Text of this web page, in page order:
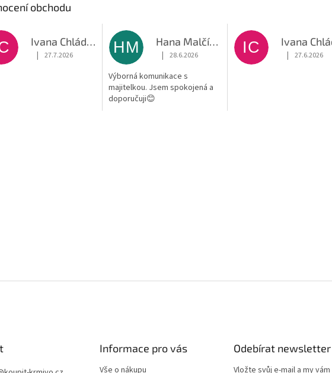
obchodu
Ivana Chládková
Hodnocení obchodu je 5 z 5 hvězdiček.
| 27.7.2026 HM Hana Malčíková
Hodnocení obchodu je 5 z 5 hvězdiček.
| 28.6.2026
Výborná komunikace s
majitelkou. Jsem spokojená a
doporučuji😊
IC
Hodnocení
| 27.6.2026
Informace pro vás
Vše o nákupu
Odebírat newsletter
Vložte svůj e-mail a my